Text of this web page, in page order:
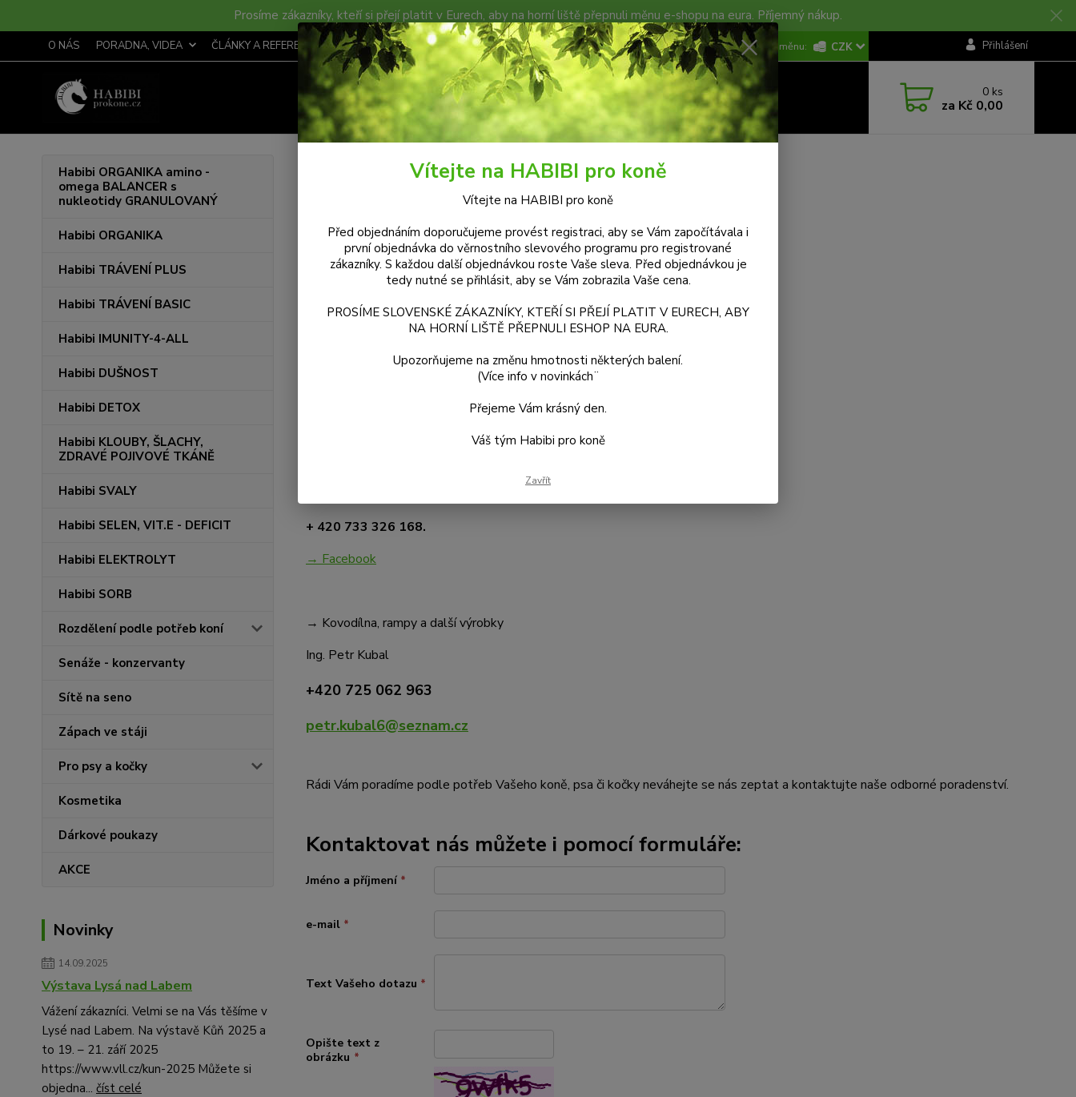
Prosíme zákazníky, kteří si přejí platit v Eurech, aby na horní liště přepnuli měnu e-shopu na eura. Příjemný nákup.
O NÁS PORADNA, VIDEA ČLÁNKY A REFERENCE STÁJ HABIBI KOŇSKÉ EXPEDICE PODMÍNKY A DOKUMENTY KONTAKTY CZK Přihlášení
Hledat 0 ks
za Kč 0,00
Habibi ORGANIKA amino -
omega BALANCER s
nukleotidy GRANULOVANÝ
Habibi ORGANIKA
Habibi TRÁVENÍ PLUS
Habibi TRÁVENÍ BASIC
Habibi IMUNITY-4-ALL
Habibi DUŠNOST
Habibi DETOX
Habibi KLOUBY, ŠLACHY,
ZDRAVÉ POJIVOVÉ TKÁNĚ
Habibi SVALY
Habibi SELEN, VIT.E - DEFICIT
Habibi ELEKTROLYT
Habibi SORB
Rozdělení podle potřeb koní
Senáže - konzervanty
Sítě na seno
Zápach ve stáji
Pro psy a kočky
Kosmetika
Dárkové poukazy
AKCE
Novinky
14.09.2025
Výstava Lysá nad Labem
Vážení zákazníci. Velmi se na Vás těšíme v
Lysé nad Labem. Na výstavě Kůň 2025 a
to 19. – 21. září 2025
https://www.vll.cz/kun-2025 Můžete si
objedna... číst celé
KONTAKTY
Kontaktní informace
→ Fakturační údaje, osobní odběr zásilek:
Habibi prokone.cz, MVDr. Romana Babáková
Rohozec 48, 67923 p. Lomnice
www.habibiprokone.cz
→ Kontaktní údaje, poradenství:
+ 420 733 326 168.
→ Facebook
→ Kovodílna, rampy a další výrobky
Ing. Petr Kubal
+420 725 062 963
petr.kubal6@seznam.cz
Rádi Vám poradíme podle potřeb Vašeho koně, psa či kočky neváhejte se nás zeptat a kontaktujte naše odborné poradenství.
Kontaktovat nás můžete i pomocí formuláře:
Jméno a příjmení *
e-mail *
Text Vašeho dotazu *
Opište text z
obrázku *
Vítejte na HABIBI pro koně
Vítejte na HABIBI pro koně
Před objednáním doporučujeme provést registraci, aby se Vám započítávala i
první objednávka do věrnostního slevového programu pro registrované
zákazníky. S každou další objednávkou roste Vaše sleva. Před objednávkou je
tedy nutné se přihlásit, aby se Vám zobrazila Vaše cena.
PROSÍME SLOVENSKÉ ZÁKAZNÍKY, KTEŘÍ SI PŘEJÍ PLATIT V EURECH, ABY
NA HORNÍ LIŠTĚ PŘEPNULI ESHOP NA EURA.
Upozorňujeme na změnu hmotnosti některých balení.
(Více info v novinkách¨
Přejeme Vám krásný den.
Váš tým Habibi pro koně
Zavřít